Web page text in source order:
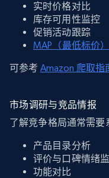
实时价格对比
库存可用性监控
促销活动跟踪
MAP（最低标价
可参考 Amazon 爬取指
市场调研与竞品情报
了解竞争格局通常需要
产品目录分析
评价与口碑情绪
功能对比